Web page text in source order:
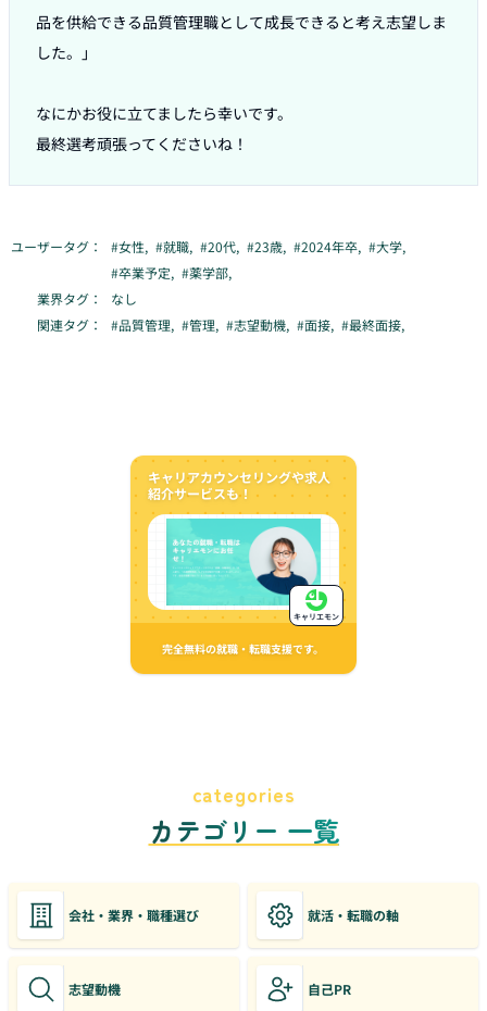
品を供給できる品質管理職として成長できると考え志望しま
した。」
なにかお役に立てましたら幸いです。
ユーザータグ： #女性, #就職, #20代, #23歳, #2024年卒, #大学,
#卒業予定, #薬学部,
業界タグ：
なし
関連タグ：
#品質管理, #管理, #志望動機, #面接, #最終面接,
キャリアカウンセリングや求人
紹介サービスも！
完全無料の就職・転職支援です。
キャリエモン
categories
カテゴリー 一覧
会社・業界・職種選び 就活・転職の軸
志望動機 自己PR